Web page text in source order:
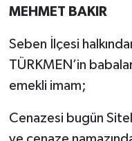
MEHMET BAKIR
Seben İlçesi
TÜRKMEN’in
emekli imam;
Cenazesi bugün